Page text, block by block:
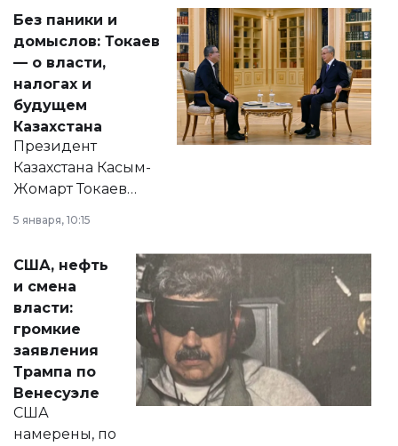
Без паники и
домыслов: Токаев
— о власти,
налогах и
будущем
Казахстана
Президент
Казахстана Касым-
Жомарт Токаев
сразу несколько
актуальных тем —
от слухов о
политических
реформах до
вопросов армии,
экономики и
личного здоровья.
5 января, 10:15
США, нефть
и смена
власти:
громкие
заявления
Трампа по
Венесуэле
США
намерены, по